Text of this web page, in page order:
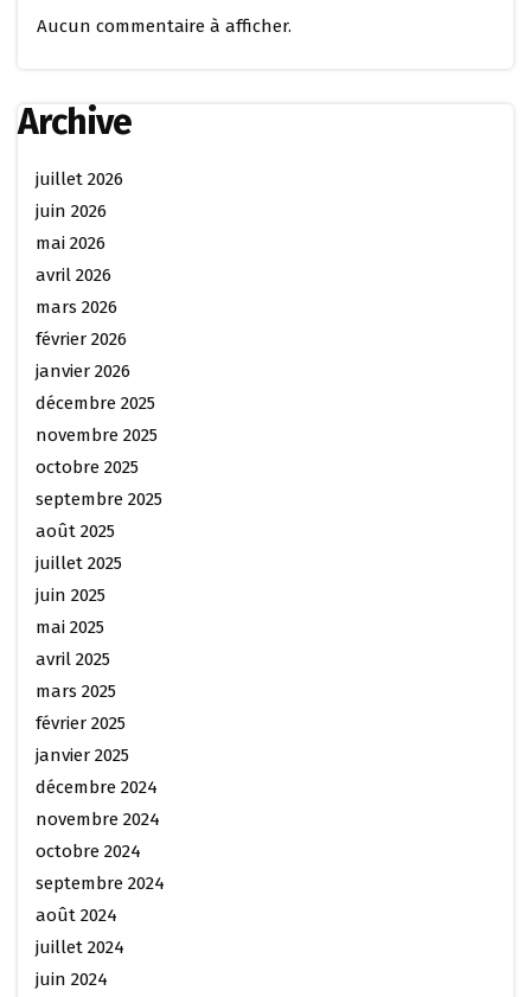
Aucun commentaire à afficher.
Archive
juillet 2026
juin 2026
mai 2026
avril 2026
mars 2026
février 2026
janvier 2026
décembre 2025
novembre 2025
octobre 2025
septembre 2025
août 2025
juillet 2025
juin 2025
mai 2025
avril 2025
mars 2025
février 2025
janvier 2025
décembre 2024
novembre 2024
octobre 2024
septembre 2024
août 2024
juillet 2024
juin 2024